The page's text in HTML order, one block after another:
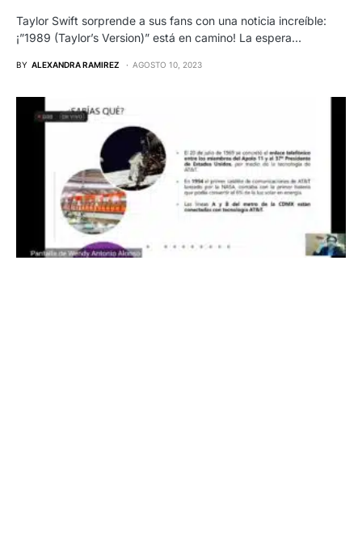
Taylor Swift sorprende a sus fans con una noticia increíble:
¡”1989 (Taylor’s Version)” está en camino! La espera…
BY ALEXANDRA RAMIREZ AGOSTO 10, 2023